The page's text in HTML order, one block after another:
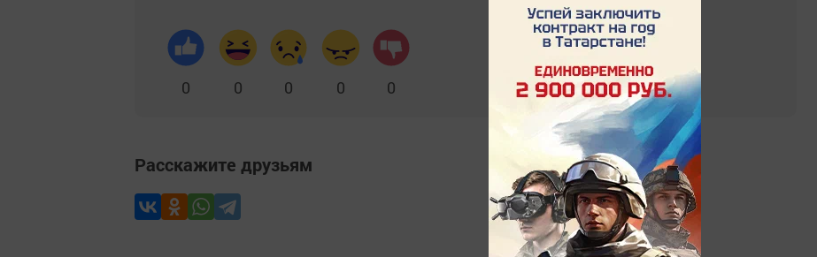
0 0 0 0 0
Расскажите друзьям